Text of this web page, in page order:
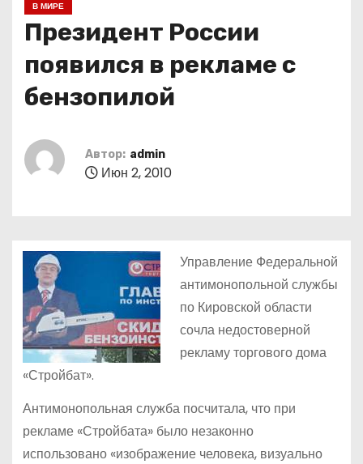
В МИРЕ
Президент России
появился в рекламе с
бензопилой
Автор: admin
Июн 2, 2010
Управление Федеральной
антимонопольной службы
по Кировской области
сочла недостоверной
рекламу торгового дома
«Стройбат».
Антимонопольная служба посчитала, что при
рекламе «Стройбата» было незаконно
использовано «изображение человека, визуально